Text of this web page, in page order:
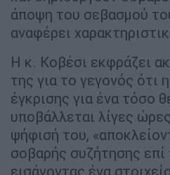
Η κ. Κοβέσι εκφράζει
της για το γεγονός ότι η
έγκρισης για ένα τόσο
υποβάλλεται λίγες
ψήφισή του,
σοβαρής συζήτησης επί
εισάγοντας ένα
χαρακτήρα το οποίο,
είναιεντελώς